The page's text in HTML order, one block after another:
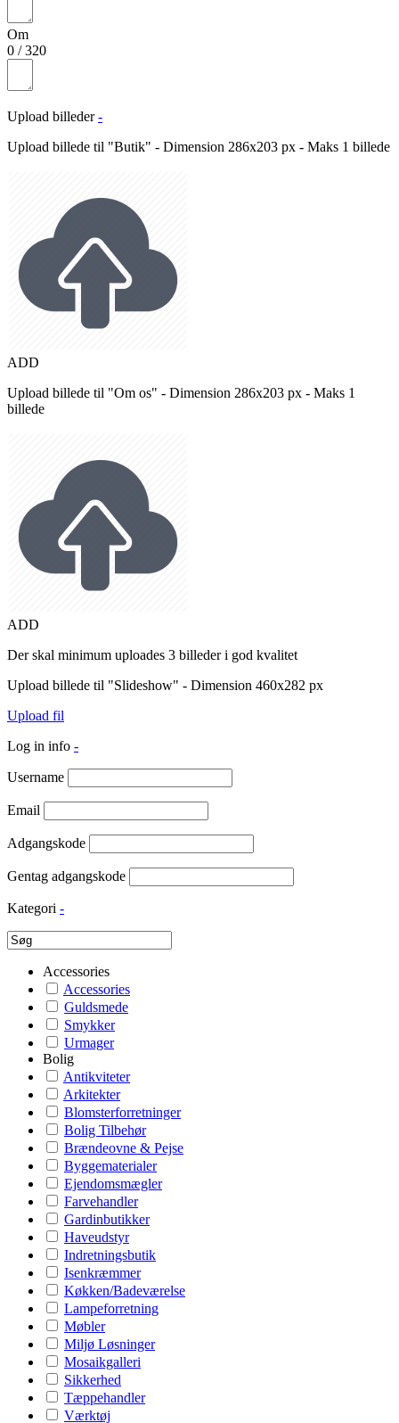
Om
0 /320
Upload billeder -
Upload billede til "Butik" - Dimension 286x203 px - Maks 1 billede
ADD
Upload billede til "Om os" - Dimension 286x203 px - Maks 1
billede
ADD
Der skal minimum uploades 3 billeder i god kvalitet
Upload billede til "Slideshow" - Dimension 460x282 px
Upload fil
Log in info -
Username
Email
Adgangskode
Gentag adgangskode
Kategori -
Accessories
Accessories
Guldsmede
Smykker
Urmager
Bolig
Antikviteter
Arkitekter
Blomsterforretninger
Bolig Tilbehør
Brændeovne & Pejse
Byggematerialer
Ejendomsmægler
Farvehandler
Gardinbutikker
Haveudstyr
Indretningsbutik
Isenkræmmer
Køkken/Badeværelse
Lampeforretning
Møbler
Miljø Løsninger
Mosaikgalleri
Sikkerhed
Tæppehandler
Værktøj